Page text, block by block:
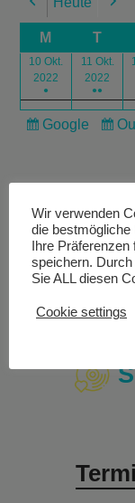
Previous Next
M T
10 Okt.
2022
●
11 Okt.
2022
●●
Subscribe
Google
Wir verwenden
die bestmögliche
Ihre Präferenzen
speichern.
Sie ALL diesen
Cookie settings